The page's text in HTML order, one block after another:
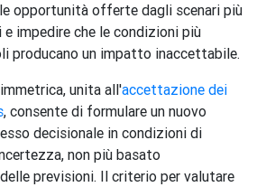
opportunità offerte dagli scenari più
impedire che le condizioni più
producano un impatto inaccettabile.
unita all'accettazione dei
, consente di formulare un nuovo
decisionale in condizioni di
non più basato
previsioni. Il criterio per valutare